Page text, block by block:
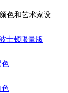
色和艺术家设
士顿限量版
色
色